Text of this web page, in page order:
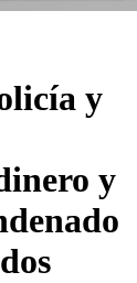
y
y